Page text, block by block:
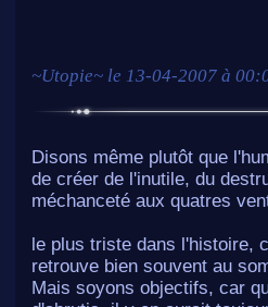
~Utopie~ le 13-04-2007 à
Disons même plutôt que
de créer de l'inutile, du
méchanceté aux quatres
le plus triste dans l'histoire,
retrouve bien souvent au
Mais soyons objectifs, car